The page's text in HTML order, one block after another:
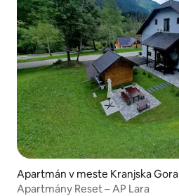
Apartmán v meste Kranjska Gora
Apartmány Reset – AP Lara